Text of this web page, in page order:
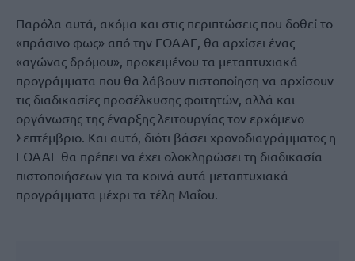
Παρόλα αυτά, ακόμα και στις περιπτώσεις που δοθεί το
«πράσινο φως» από την ΕΘΑΑΕ, θα αρχίσει ένας
«αγώνας δρόμου», προκειμένου τα μεταπτυχιακά
προγράμματα που θα λάβουν πιστοποίηση να αρχίσουν
τις διαδικασίες προσέλκυσης φοιτητών, αλλά και
οργάνωσης της έναρξης λειτουργίας τον ερχόμενο
Σεπτέμβριο. Και αυτό, διότι βάσει χρονοδιαγράμματος η
ΕΘΑΑΕ θα πρέπει να έχει ολοκληρώσει τη διαδικασία
πιστοποιήσεων για τα κοινά αυτά μεταπτυχιακά
προγράμματα μέχρι τα τέλη Μαΐου.